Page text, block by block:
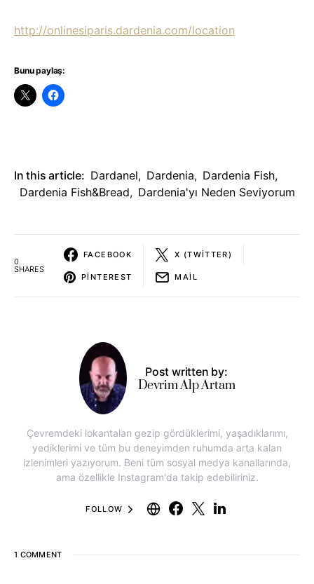
http://onlinesiparis.dardenia.com/location
Bunu paylaş:
In this article: Dardanel, Dardenia, Dardenia Fish,
Dardenia Fish&bread, Dardenia'yı Neden Seviyorum
0
SHARES
FACEBOOK X (TWITTER)
PINTEREST MAIL
Post written by:
Devrim Alp Artam
Çevremdeki lokantaları gezip gördüklerimi, yaşadıklarımı,
yediklerimi ve tüm bu deneyimden ruhumda arta kalan
izlenimleri yazıyorum. Beni tüm sosyal medya kanallarında,
ama özellikle Instagram'da takip edebiliriniz.
FOLLOW
1 COMMENT